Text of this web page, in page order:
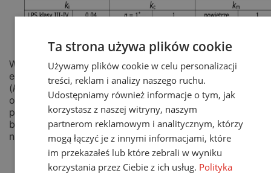
W praktyce, odstępsrozpatrywany dla instalacji na
elewacji lub dachu budynku zależny jest od klasy LPS
(k ), liczby przewodów odprowadzających (
odległości (l) będącej wysokością rozpatrywanego
punktu (dla punktów na elewacji) lub sumą wysokości
budynku i odległości punktu od krawędzi (dla punktów
na dachu).
Udostępnij: Facebook
Ta strona używa plików cookie
Używamy plików cookie w celu personalizacji
treści, reklam i analizy naszego ruchu.
Udostępniamy również informacje o tym, jak
korzystasz z naszej witryny, naszym
partnerom reklamowym i analitycznym, którzy
mogą łączyć je z innymi informacjami, które
im przekazałeś lub które zebrali w wyniku
korzystania przez Ciebie z ich usług. Polityka